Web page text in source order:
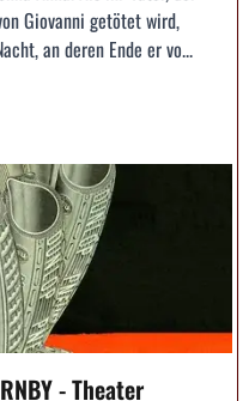
Giovanni getötet wird,
an deren Ende er vo...
- Theater